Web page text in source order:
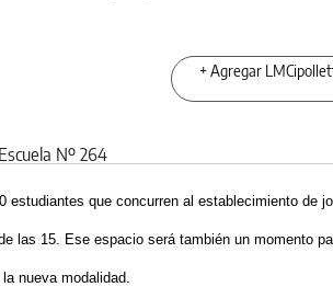
+ Agregar
estudiantes que concurren al establecimiento de
las 15. Ese espacio será también un momento
nueva modalidad.